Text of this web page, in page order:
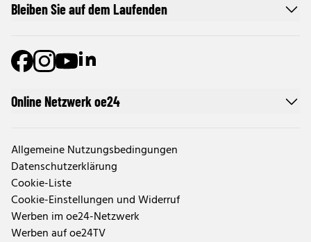
Online Netzwerk oe24
Allgemeine Nutzungsbedingungen
Datenschutzerklärung
Cookie-Liste
Cookie-Einstellungen und Widerruf
Werben im oe24-Netzwerk
Werben auf oe24TV
Bleiben Sie auf dem Laufenden